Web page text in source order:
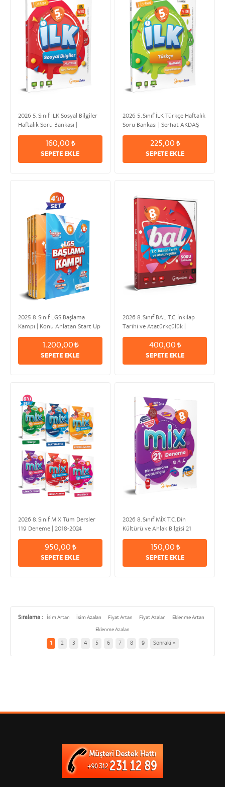
2026 5. Sınıf İLK Sosyal Bilgiler
Haftalık Soru Bankası |
Komisyon
160,00
SEPETE EKLE
2026 5. Sınıf İLK Türkçe Haftalık
Soru Bankası | Serhat AKDAŞ
225,00
SEPETE EKLE
2025 8. Sınıf LGS Başlama
Kampı | Konu Anlatan Start Up
1.200,00
SEPETE EKLE
2026 8. Sınıf BAL T.C. İnkılap
Tarihi ve Atatürkçülük |
Mustafa Kemal ÖZDEN
400,00
SEPETE EKLE
2026 8. Sınıf MİX Tüm Dersler
119 Deneme | 2018-2024
950,00
SEPETE EKLE
2026 8. Sınıf MİX T.C. Din
Kültürü ve Ahlak Bilgisi 21
Deneme | 2018-2024
150,00
SEPETE EKLE
Sıralama : İsim Artan İsim Azalan Fiyat Artan Fiyat Azalan
Eklenme Artan
Eklenme Azalan
1 2 3 4 5 6 7 8 9 Sonraki »